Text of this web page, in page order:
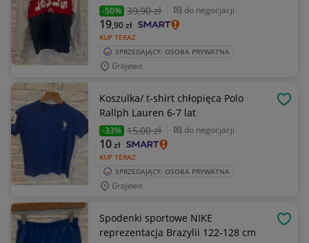
-50% 39,90 zł do negocjacji
KUP TERAZ
19,90zł
SPRZEDAJĄCY: OSOBA PRYWATNA
Grajewo
Koszulka/ t-shirt chłopięca Polo
Rallph Lauren 6-7 lat
-33% 15,00 zł do negocjacji
KUP TERAZ
10zł
SPRZEDAJĄCY: OSOBA PRYWATNA
Grajewo
Spodenki sportowe NIKE
reprezentacja Brazylii 122-128 cm